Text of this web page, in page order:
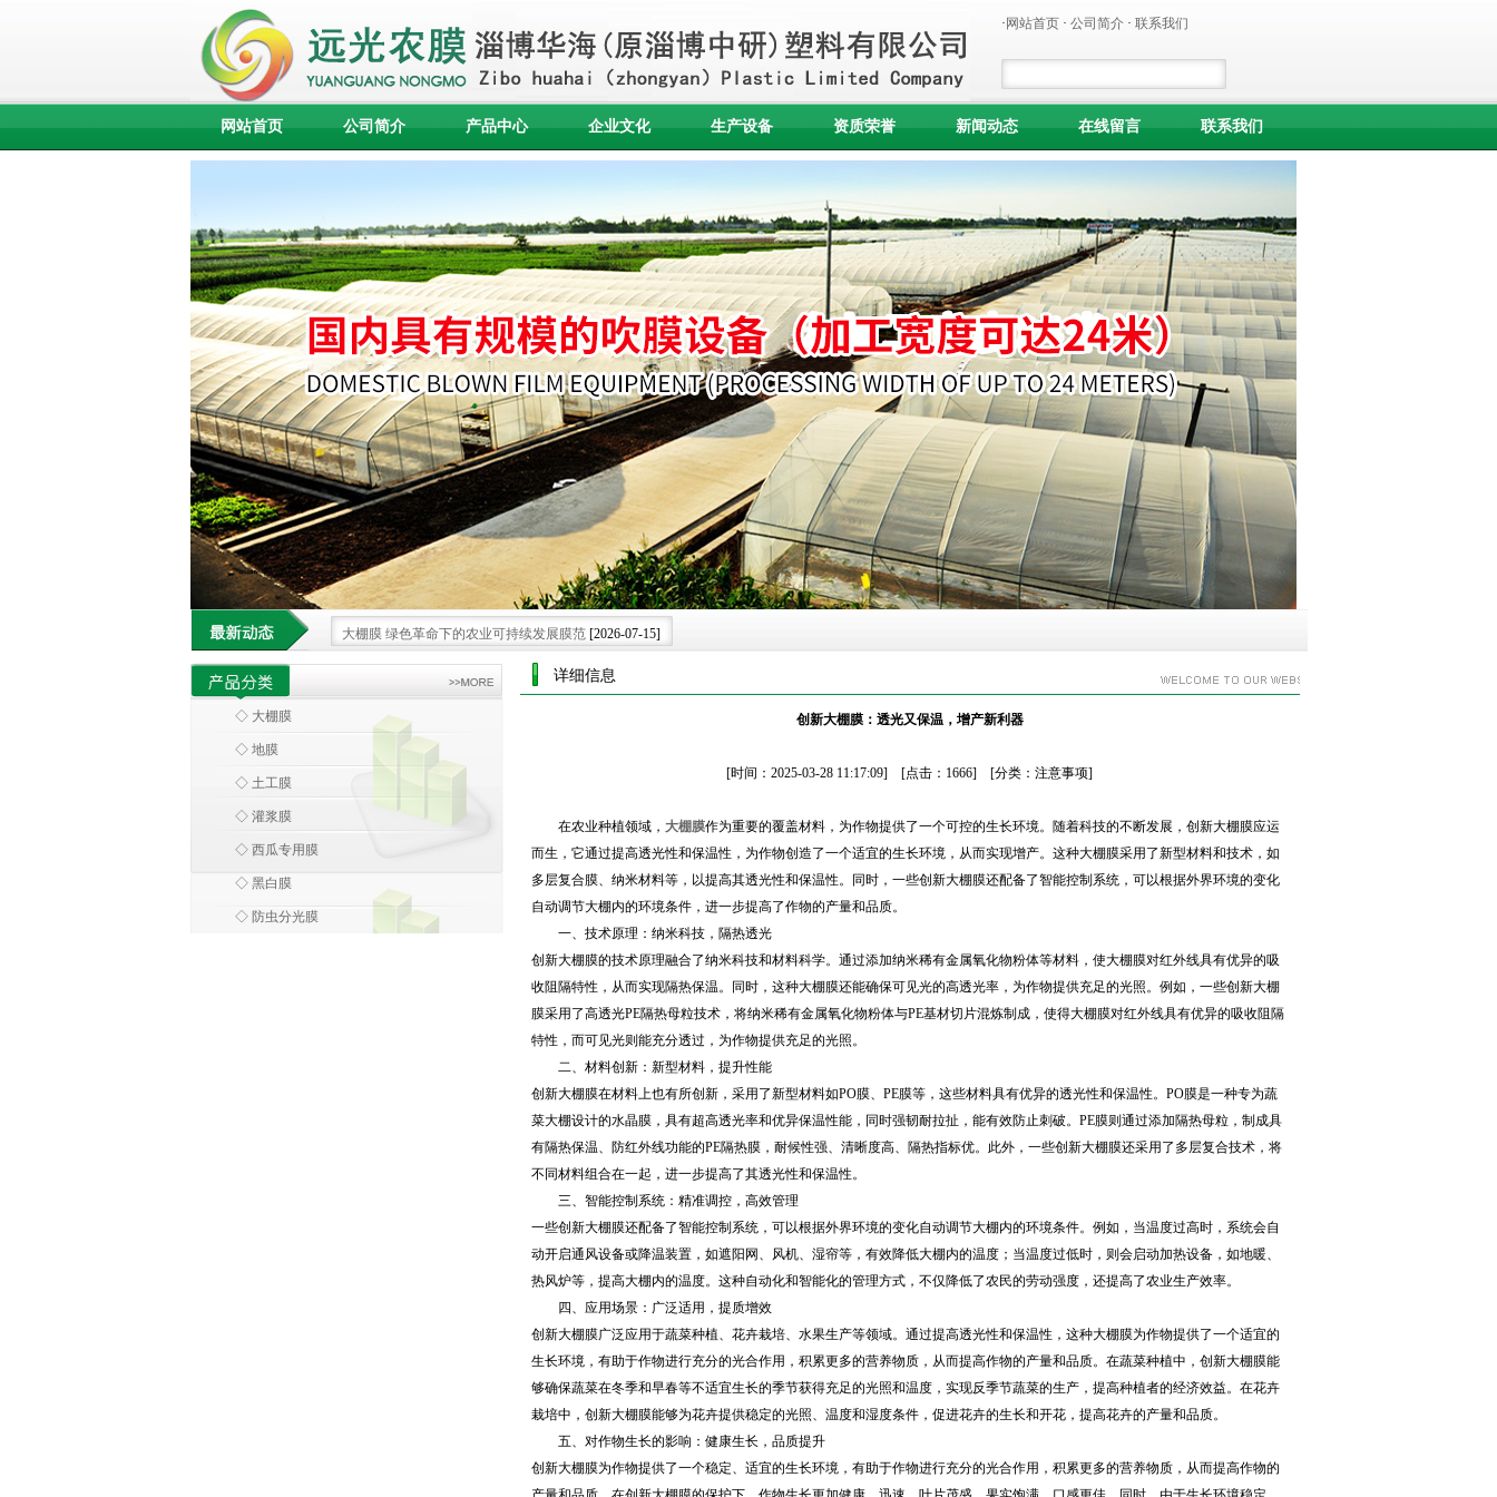
· 网站首页· 公司简介· 联系我们
网站首页 公司简介 产品中心 企业文化 生产设备 资质荣誉 新闻动态 在线留言 联系我们
大棚膜 绿色革命下的农业可持续发展膜范[2026-07-15]
科技领航 大棚膜为农业发展注入创新膜力
借科技之力 大棚膜重塑现代农业种植新格局.[2026-06-08]
大棚膜 科技浪潮中农业设施的智慧蜕变
环保大棚膜 引领农业走向绿色可持续新未来.
◇ 大棚膜
◇ 地膜
◇ 土工膜
◇ 灌浆膜
◇ 西瓜专用膜
◇ 黑白膜
◇ 防虫分光膜
详细信息
创新大棚膜：透光又保温，增产新利器
[时间：2025-03-28 11:17:09] [点击：1666] [分类：注意事项]
在农业种植领域， 大棚膜作为重要的覆盖材料，为作物提供了一个可控的生长环境。随着科技的不断发展，创新大棚膜应运
而生，它通过提高透光性和保温性，为作物创造了一个适宜的生长环境，从而实现增产。这种大棚膜采用了新型材料和技术，如
多层复合膜、纳米材料等，以提高其透光性和保温性。同时，一些创新大棚膜还配备了智能控制系统，可以根据外界环境的变化
自动调节大棚内的环境条件，进一步提高了作物的产量和品质。
一、技术原理：纳米科技，隔热透光
创新大棚膜的技术原理融合了纳米科技和材料科学。通过添加纳米稀有金属氧化物粉体等材料，使大棚膜对红外线具有优异的吸
收阻隔特性，从而实现隔热保温。同时，这种大棚膜还能确保可见光的高透光率，为作物提供充足的光照。例如，一些创新大棚
膜采用了高透光PE隔热母粒技术，将纳米稀有金属氧化物粉体与PE基材切片混炼制成，使得大棚膜对红外线具有优异的吸收阻隔
特性，而可见光则能充分透过，为作物提供充足的光照。
二、材料创新：新型材料，提升性能
创新大棚膜在材料上也有所创新，采用了新型材料如PO膜、PE膜等，这些材料具有优异的透光性和保温性。PO膜是一种专为蔬
菜大棚设计的水晶膜，具有超高透光率和优异保温性能，同时强韧耐拉扯，能有效防止刺破。PE膜则通过添加隔热母粒，制成具
有隔热保温、防红外线功能的PE隔热膜，耐候性强、清晰度高、隔热指标优。此外，一些创新大棚膜还采用了多层复合技术，将
不同材料组合在一起，进一步提高了其透光性和保温性。
三、智能控制系统：精准调控，高效管理
一些创新大棚膜还配备了智能控制系统，可以根据外界环境的变化自动调节大棚内的环境条件。例如，当温度过高时，系统会自
动开启通风设备或降温装置，如遮阳网、风机、湿帘等，有效降低大棚内的温度；当温度过低时，则会启动加热设备，如地暖、
热风炉等，提高大棚内的温度。这种自动化和智能化的管理方式，不仅降低了农民的劳动强度，还提高了农业生产效率。
四、应用场景：广泛适用，提质增效
创新大棚膜广泛应用于蔬菜种植、花卉栽培、水果生产等领域。通过提高透光性和保温性，这种大棚膜为作物提供了一个适宜的
生长环境，有助于作物进行充分的光合作用，积累更多的营养物质，从而提高作物的产量和品质。在蔬菜种植中，创新大棚膜能
够确保蔬菜在冬季和早春等不适宜生长的季节获得充足的光照和温度，实现反季节蔬菜的生产，提高种植者的经济效益。在花卉
栽培中，创新大棚膜能够为花卉提供稳定的光照、温度和湿度条件，促进花卉的生长和开花，提高花卉的产量和品质。
五、对作物生长的影响：健康生长，品质提升
创新大棚膜为作物提供了一个稳定、适宜的生长环境，有助于作物进行充分的光合作用，积累更多的营养物质，从而提高作物的